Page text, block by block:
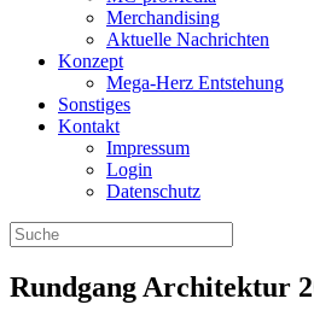
Merchandising
Aktuelle Nachrichten
Konzept
Mega-Herz Entstehung
Sonstiges
Kontakt
Impressum
Login
Datenschutz
Rundgang Architektur